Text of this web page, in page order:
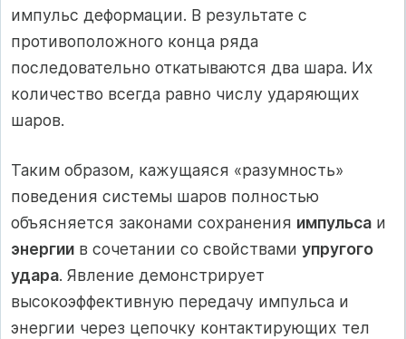
импульс деформации. В результате с
противоположного конца ряда
последовательно откатываются два шара. Их
количество всегда равно числу ударяющих
шаров.
Таким образом, кажущаяся «разумность»
поведения системы шаров полностью
объясняется законами сохранения импульса и
энергии в сочетании со свойствами упругого
удара. Явление демонстрирует
высокоэффективную передачу импульса и
энергии через цепочку контактирующих тел